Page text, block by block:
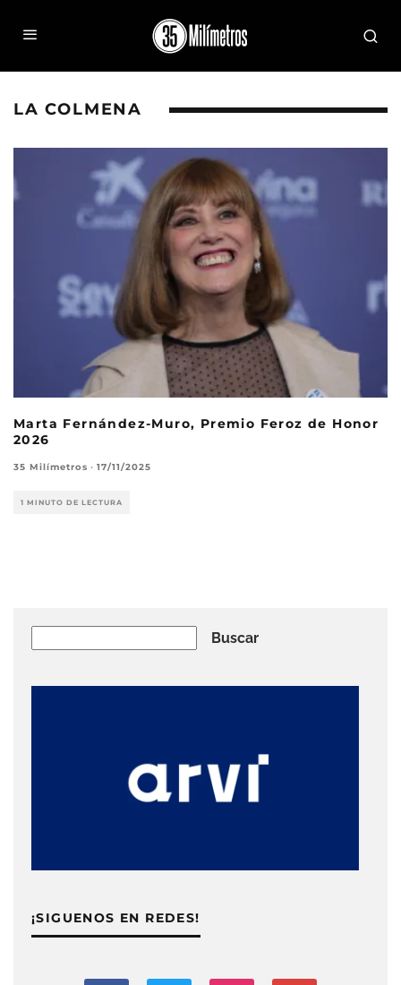
LA COLMENA
Marta Fernández-Muro, Premio Feroz de Honor
2026
35 Milímetros · 17/11/2025
1 MINUTO DE LECTURA
Buscar
¡SIGUENOS EN REDES!